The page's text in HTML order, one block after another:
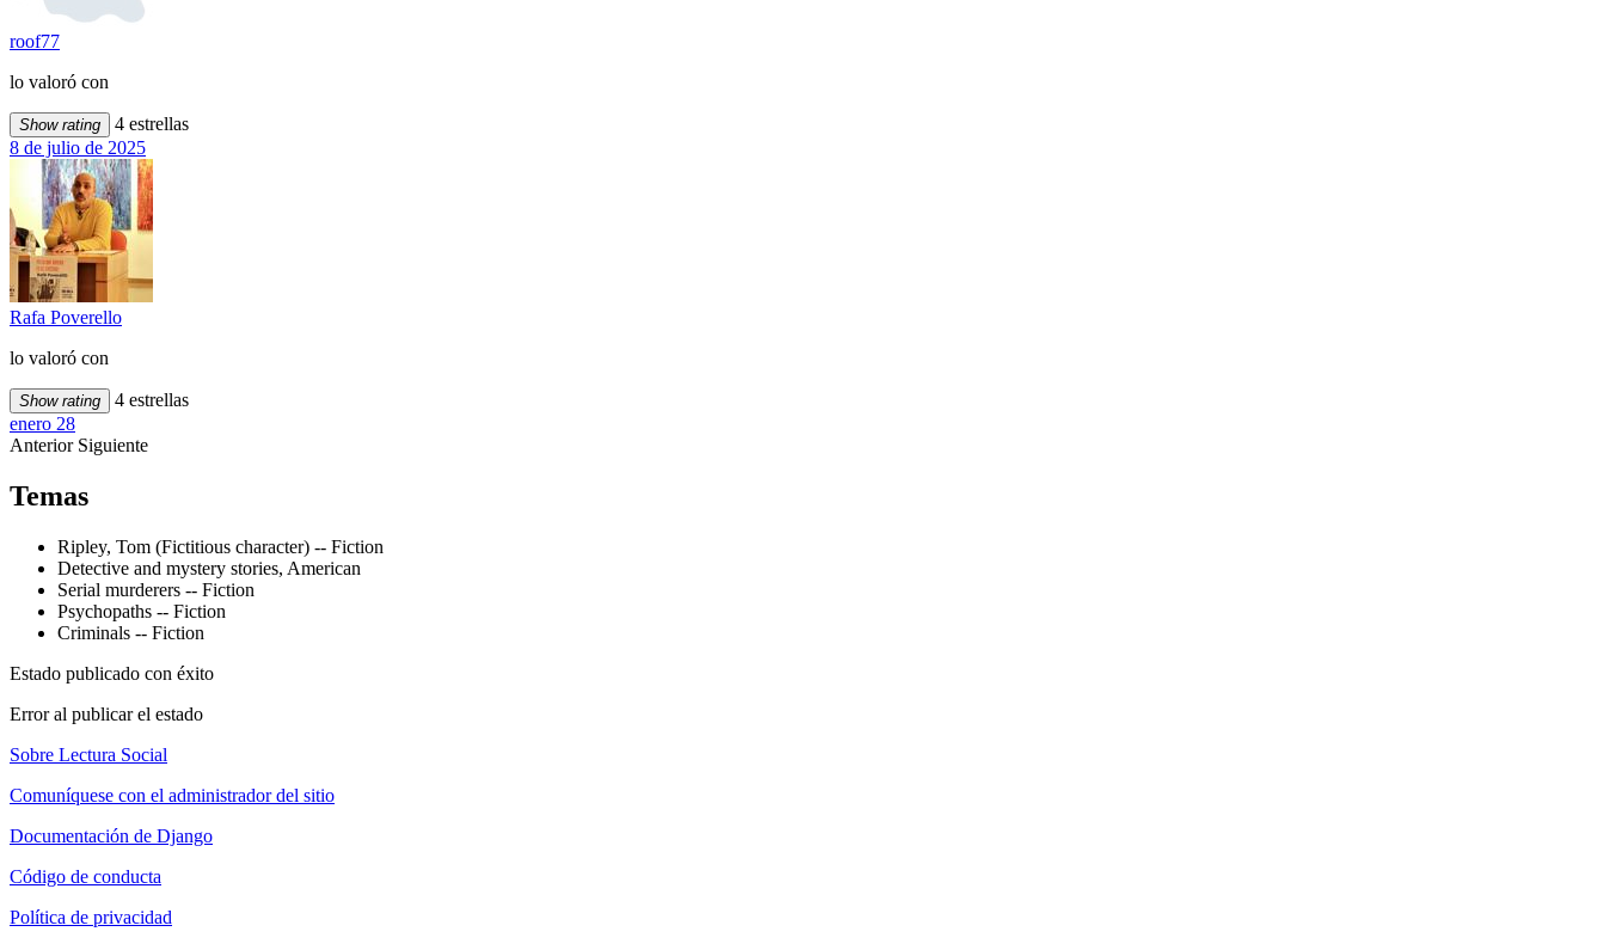
roof77
lo valoró con
Show rating
4 estrellas
8 de julio de 2025
Rafa Poverello
lo valoró con
Show rating
4 estrellas
enero 28
Anterior Siguiente
Temas
Ripley, Tom (Fictitious character) -- Fiction
Detective and mystery stories, American
Serial murderers -- Fiction
Psychopaths -- Fiction
Criminals -- Fiction
Estado publicado con éxito
Error al publicar el estado
Sobre Lectura Social
Comuníquese con el administrador del sitio
Documentación de Django
Código de conducta
Política de privacidad